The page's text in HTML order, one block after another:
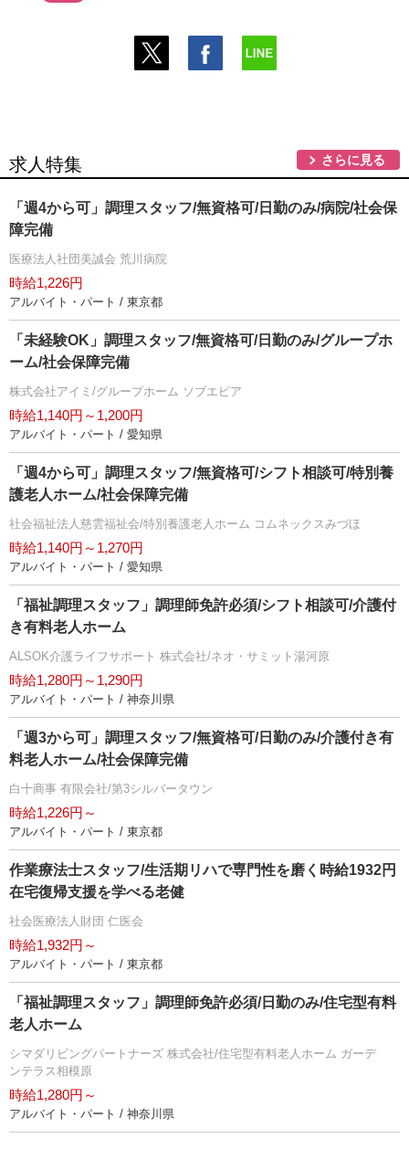
求人特集 さらに見る
「週4から可」調理スタッフ/無資格可/日勤のみ/病院/社会保
障完備
医療法人社団美誠会 荒川病院
時給1,226円
アルバイト・パート / 東京都
「未経験OK」調理スタッフ/無資格可/日勤のみ/グループホ
ーム/社会保障完備
株式会社アイミ/グループホーム ソブエピア
時給1,140円～1,200円
アルバイト・パート / 愛知県
「週4から可」調理スタッフ/無資格可/シフト相談可/特別養
護老人ホーム/社会保障完備
社会福祉法人慈雲福祉会/特別養護老人ホーム コムネックスみづほ
時給1,140円～1,270円
アルバイト・パート / 愛知県
「福祉調理スタッフ」調理師免許必須/シフト相談可/介護付
き有料老人ホーム
ALSOK介護ライフサポート 株式会社/ネオ・サミット湯河原
時給1,280円～1,290円
アルバイト・パート / 神奈川県
「週3から可」調理スタッフ/無資格可/日勤のみ/介護付き有
料老人ホーム/社会保障完備
白十商事 有限会社/第3シルバータウン
時給1,226円～
アルバイト・パート / 東京都
作業療法士スタッフ/生活期リハで専門性を磨く時給1932円
在宅復帰支援を学べる老健
社会医療法人財団 仁医会
時給1,932円～
アルバイト・パート / 東京都
「福祉調理スタッフ」調理師免許必須/日勤のみ/住宅型有料
老人ホーム
シマダリビングパートナーズ 株式会社/住宅型有料老人ホーム ガーデ
ンテラス相模原
時給1,280円～
アルバイト・パート / 神奈川県